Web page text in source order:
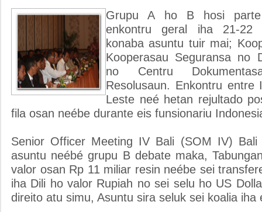
Grupu A ho B hosi
enkontru geral iha 21-22
konaba asuntu tuir mai;
Kooperasau Seguransa no
no Centru
Resolusaun. Enkontru entre
Leste neé hetan rejultado
fila osan neébe durante eis funsionariu
Senior Officer Meeting IV Bali (SOM IV) Bali
asuntu neébé grupu B debate maka,
valor osan Rp 11 miliar resin neébe sei
iha Dili ho valor Rupiah no sei selu ho US
direito atu simu, Asuntu sira seluk sei koalia iha